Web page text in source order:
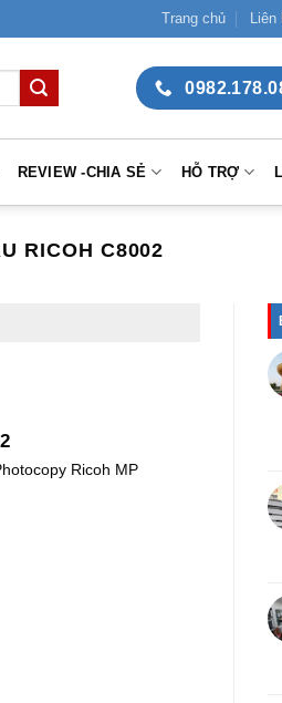
Trang chủ Liên
REVIEW -CHIA SẺ HỖ TRỢ
RICOH C8002
Ricoh MP